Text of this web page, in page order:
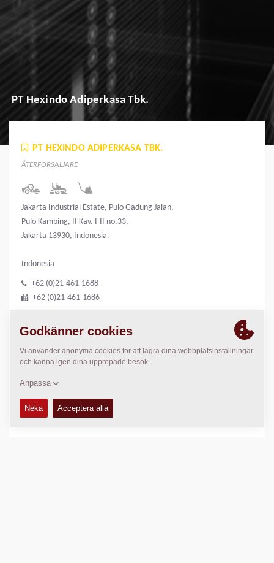
PT Hexindo Adiperkasa Tbk.
PT HEXINDO ADIPERKASA TBK.
ÅTERFÖRSÄLJARE
Jakarta Industrial Estate, Pulo Gadung Jalan,
Pulo Kambing, II Kav. I-II no.33,
Jakarta 13930, Indonesia.
Indonesia
+62 (0)21-461-1688
+62 (0)21-461-1686
PLATS
>Directions